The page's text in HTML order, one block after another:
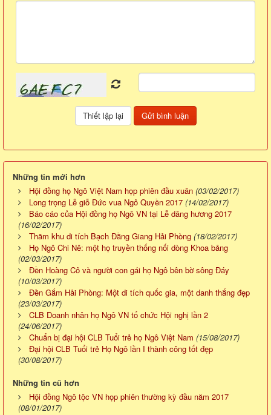
Những tin mới hơn
Hội đồng họ Ngô Việt Nam họp phiên đầu xuân (03/02/2017)
Long trọng Lễ giỗ Đức vua Ngô Quyền 2017 (14/02/2017)
Báo cáo của Hội đồng họ Ngô VN tại Lễ dâng hương 2017
(16/02/2017)
Thăm khu di tích Bạch Đằng Giang Hải Phòng (18/02/2017)
Họ Ngô Chi Nê: một họ truyền thống nối dòng Khoa bảng
(02/03/2017)
Đền Hoàng Cô và người con gái họ Ngô bên bờ sông Đáy
(10/03/2017)
Đền Gắm Hải Phòng: Một di tích quốc gia, một danh thắng đẹp
(23/03/2017)
CLB Doanh nhân họ Ngô VN tổ chức Hội nghị lần 2
(24/06/2017)
Chuẩn bị đại hội CLB Tuổi trẻ họ Ngô Việt Nam (15/08/2017)
Đại hội CLB Tuổi trẻ Họ Ngô lần I thành công tốt đẹp
(30/08/2017)
Những tin cũ hơn
Hội đồng Ngô tộc VN họp phiên thường kỳ đầu năm 2017
(08/01/2017)